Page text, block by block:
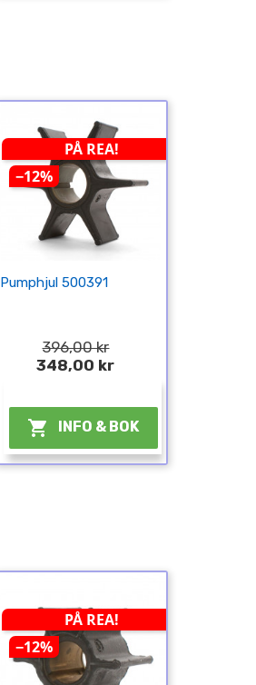
PÅ REA!
−12%
Pumphjul 500391
396,00 kr
348,00 kr
 INFO & BOK
PÅ REA!
−12%